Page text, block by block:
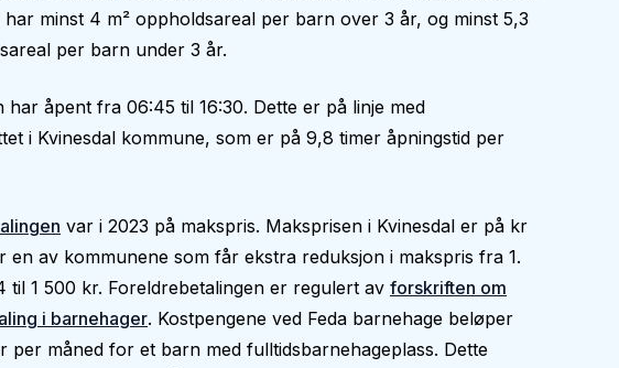
minst 4 m² oppholdsareal per barn over 3 år, og minst 5,3
per barn under 3 år.
har åpent fra 06:45 til 16:30. Dette er på linje med
i Kvinesdal kommune, som er på 9,8 timer åpningstid per
var i 2023 på makspris. Maksprisen i Kvinesdal er på kr
en av kommunene som får ekstra reduksjon i makspris fra 1.
til 1 500 kr. Foreldrebetalingen er regulert av forskriften om
i barnehager. Kostpengene ved Feda barnehage beløper
per måned for et barn med fulltidsbarnehageplass. Dette